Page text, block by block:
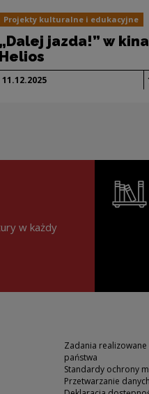
Projekty kulturalne i edukacyjne
„Dalej jazda!” w
Helios
11.12.2025
w każdy
Zadania
państwa
Standardy ochrony
Przetwarzanie